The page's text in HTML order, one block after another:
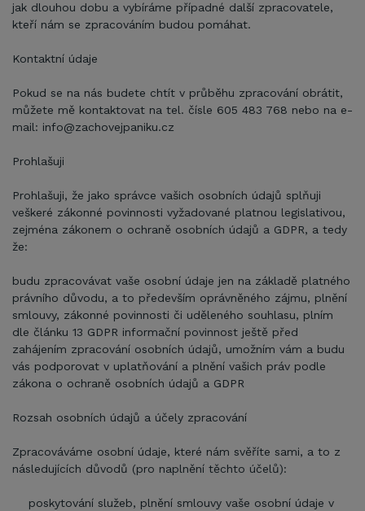
jak dlouhou dobu a vybíráme případné další zpracovatele,
kteří nám se zpracováním budou pomáhat.
Kontaktní údaje
Pokud se na nás budete chtít v průběhu zpracování obrátit,
můžete mě kontaktovat na tel. čísle 605 483 768 nebo na e-
mail: info@zachovejpaniku.cz
Prohlašuji
Prohlašuji, že jako správce vašich osobních údajů splňuji
veškeré zákonné povinnosti vyžadované platnou legislativou,
zejména zákonem o ochraně osobních údajů a GDPR, a tedy
že:
budu zpracovávat vaše osobní údaje jen na základě platného
právního důvodu, a to především oprávněného zájmu, plnění
smlouvy, zákonné povinnosti či uděleného souhlasu, plním
dle článku 13 GDPR informační povinnost ještě před
zahájením zpracování osobních údajů, umožním vám a budu
vás podporovat v uplatňování a plnění vašich práv podle
zákona o ochraně osobních údajů a GDPR
Rozsah osobních údajů a účely zpracování
Zpracováváme osobní údaje, které nám svěříte sami, a to z
následujících důvodů (pro naplnění těchto účelů):
poskytování služeb, plnění smlouvy vaše osobní údaje v